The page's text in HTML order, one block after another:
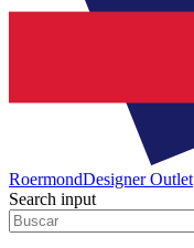
RoermondDesigner Outlet
Search input